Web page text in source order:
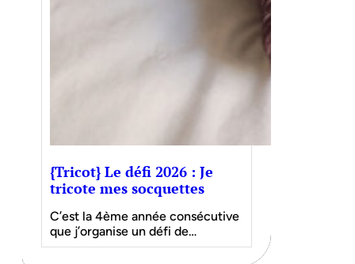
{Tricot} Le défi 2026 : Je
tricote mes socquettes
C’est la 4ème année consécutive
que j’organise un défi de…